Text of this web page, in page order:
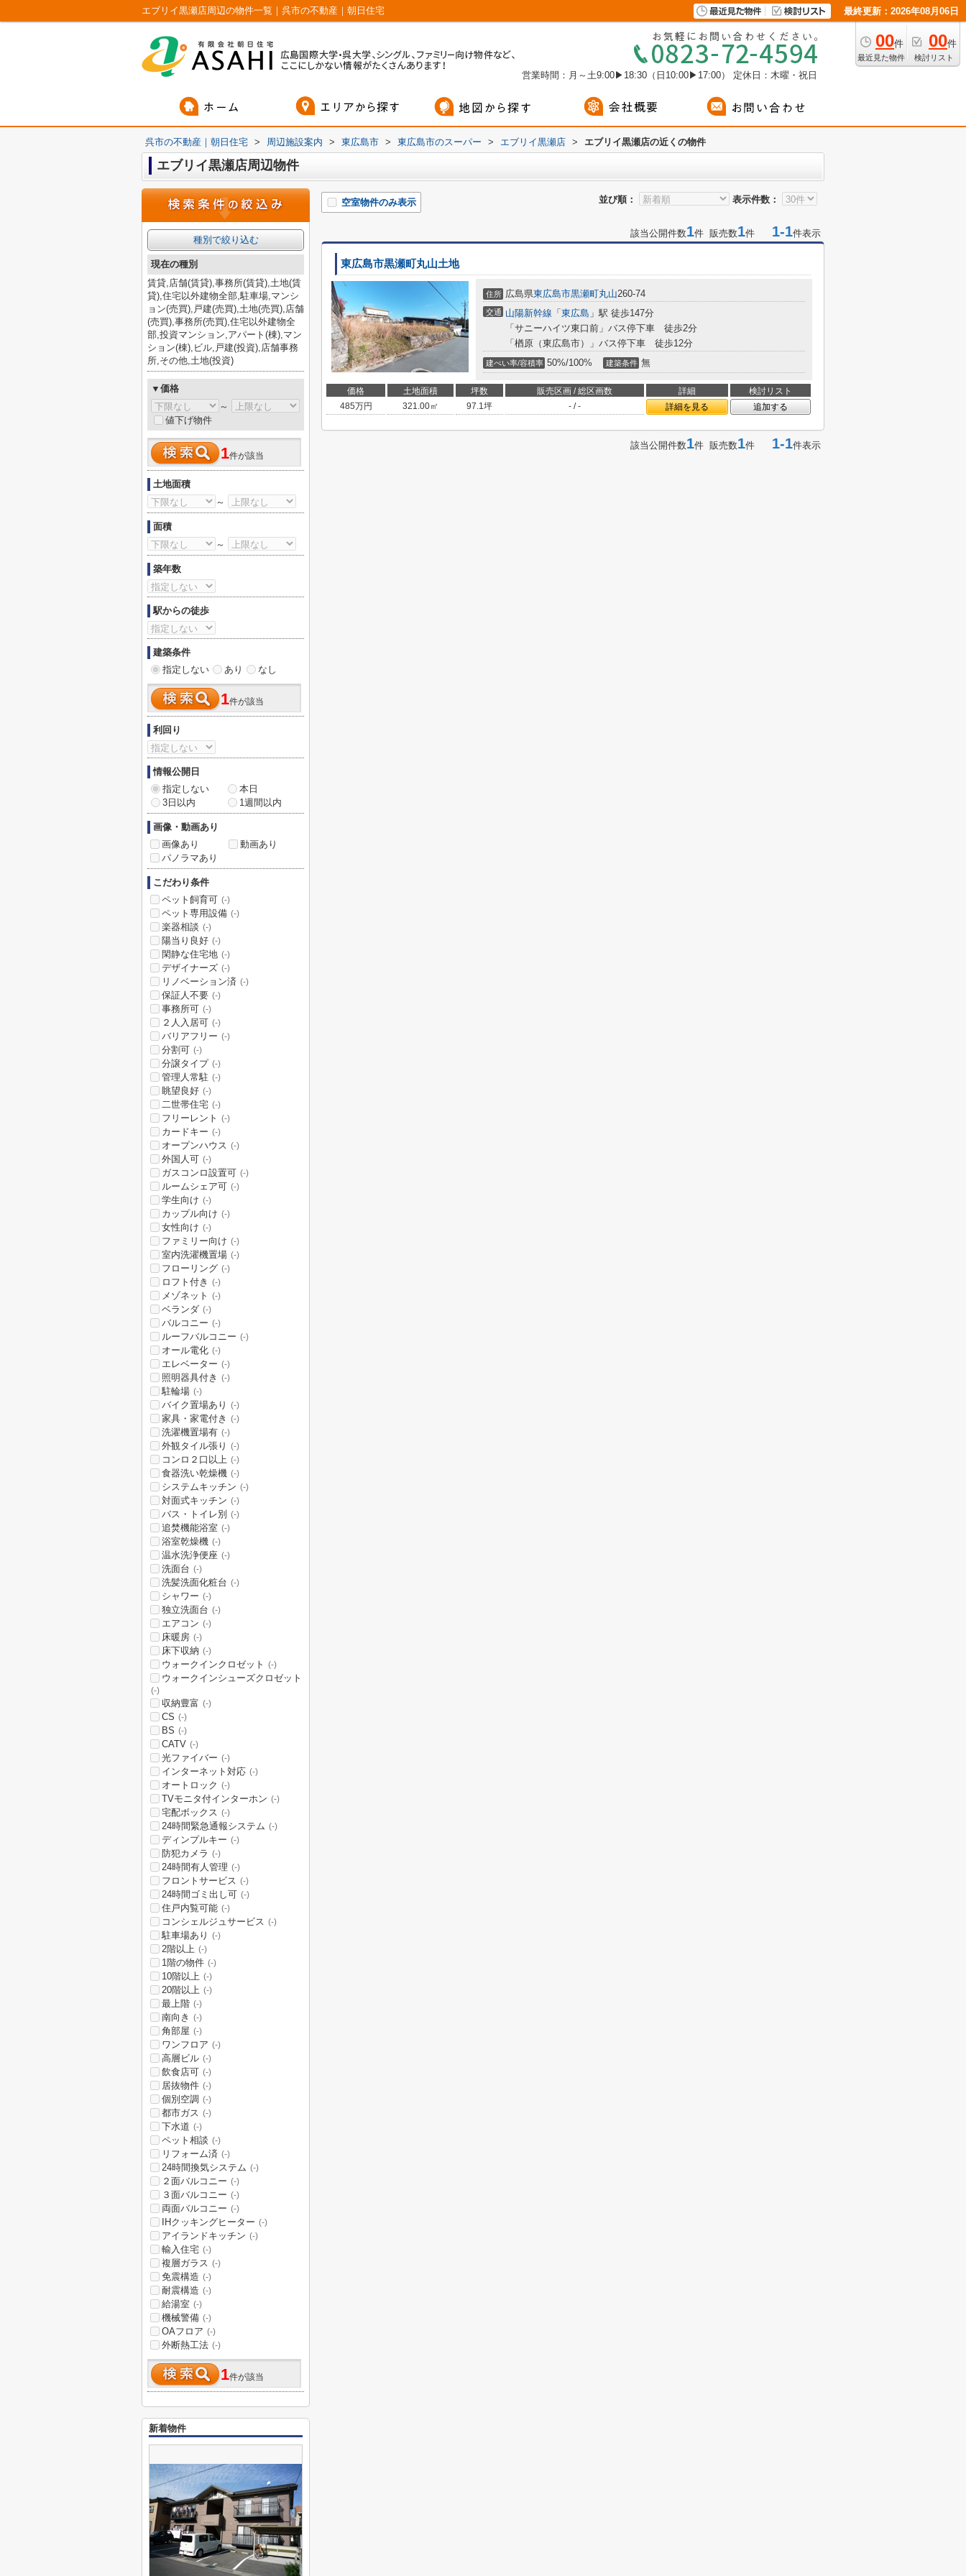
エブリイ黒瀬店周辺の物件一覧｜呉市の不動産｜朝日住宅 最終更新：2026年08月06日
00件
最近見た物件
00件
検討リスト
営業時間：月～土9:00▶18:30（日10:00▶17:00） 定休日：木曜・祝日
呉市の不動産｜朝日住宅 > 周辺施設案内 > 東広島市 > 東広島市のスーパー > エブリイ黒瀬店 > エブリイ黒瀬店の近くの物件
エブリイ黒瀬店周辺物件
並び順： 表示件数：
空室物件のみ表示
該当公開件数1件 販売数1件 1-1件表示
東広島市黒瀬町丸山土地
住所 広島県東広島市黒瀬町丸山260-74
交通 山陽新幹線 「 東広島 」駅 徒歩147分
「サニーハイツ東口前」バス停下車 徒歩2分
「楢原（東広島市）」バス停下車 徒歩12分
建ぺい率/容積率 50%/100% 建築条件 無
価格 土地面積 坪数 販売区画 / 総区画数 詳細
検討リスト
485万円 321.00㎡ 97.1坪 - / - 詳細を見る 追加する
該当公開件数1件 販売数1件 1-1件表示
種別で絞り込む
現在の種別
賃貸,店舗(賃貸),事務所(賃貸),土地(賃
貸),住宅以外建物全部,駐車場,マンシ
ョン(売買),戸建(売買),土地(売買),店舗
(売買),事務所(売買),住宅以外建物全
部,投資マンション,アパート(棟),マン
ション(棟),ビル,戸建(投資),店舗事務
所,その他,土地(投資)
▼価格
～
値下げ物件
1件が該当
土地面積
～
面積
～
築年数
駅からの徒歩
建築条件
指定しない
あり なし
1件が該当
利回り
情報公開日
指定しない
本日
3日以内
1週間以内
画像・動画あり
画像あり
動画あり
パノラマあり
こだわり条件
ペット飼育可 (-)
ペット専用設備 (-)
楽器相談 (-)
陽当り良好 (-)
閑静な住宅地 (-)
デザイナーズ (-)
リノベーション済 (-)
保証人不要 (-)
事務所可 (-)
２人入居可 (-)
バリアフリー (-)
分割可 (-)
分譲タイプ (-)
管理人常駐 (-)
眺望良好 (-)
二世帯住宅 (-)
フリーレント (-)
カードキー (-)
オープンハウス (-)
外国人可 (-)
ガスコンロ設置可 (-)
ルームシェア可 (-)
学生向け (-)
カップル向け (-)
女性向け (-)
ファミリー向け (-)
室内洗濯機置場 (-)
フローリング (-)
ロフト付き (-)
メゾネット (-)
ベランダ (-)
バルコニー (-)
ルーフバルコニー (-)
オール電化 (-)
エレベーター (-)
照明器具付き (-)
駐輪場 (-)
バイク置場あり (-)
家具・家電付き (-)
洗濯機置場有 (-)
外観タイル張り (-)
コンロ２口以上 (-)
食器洗い乾燥機 (-)
システムキッチン (-)
対面式キッチン (-)
バス・トイレ別 (-)
追焚機能浴室 (-)
浴室乾燥機 (-)
温水洗浄便座 (-)
洗面台 (-)
洗髪洗面化粧台 (-)
シャワー (-)
独立洗面台 (-)
エアコン (-)
床暖房 (-)
床下収納 (-)
ウォークインクロゼット (-)
ウォークインシューズクロゼット
(-)
収納豊富 (-)
CS (-)
BS (-)
CATV (-)
光ファイバー (-)
インターネット対応 (-)
オートロック (-)
TVモニタ付インターホン (-)
宅配ボックス (-)
24時間緊急通報システム (-)
ディンプルキー (-)
防犯カメラ (-)
24時間有人管理 (-)
フロントサービス (-)
24時間ゴミ出し可 (-)
住戸内覧可能 (-)
コンシェルジュサービス (-)
駐車場あり (-)
2階以上 (-)
1階の物件 (-)
10階以上 (-)
20階以上 (-)
最上階 (-)
南向き (-)
角部屋 (-)
ワンフロア (-)
高層ビル (-)
飲食店可 (-)
居抜物件 (-)
個別空調 (-)
都市ガス (-)
下水道 (-)
ペット相談 (-)
リフォーム済 (-)
24時間換気システム (-)
２面バルコニー (-)
３面バルコニー (-)
両面バルコニー (-)
IHクッキングヒーター (-)
アイランドキッチン (-)
輸入住宅 (-)
複層ガラス (-)
免震構造 (-)
耐震構造 (-)
給湯室 (-)
機械警備 (-)
OAフロア (-)
外断熱工法 (-)
1件が該当
新着物件